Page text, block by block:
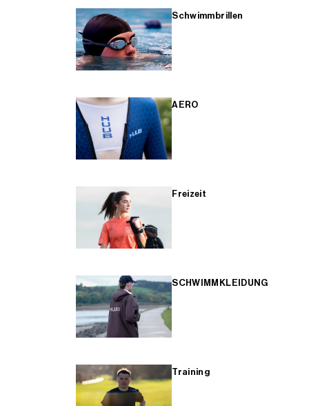
Schwimmbrillen
AERO
Freizeit
SCHWIMMKLEIDUNG
Training